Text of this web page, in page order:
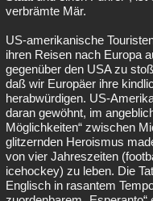
verbrämte Mär.
US-amerikanische
ihren Reisen nach Europa
gegenüber den USA zu
daß wir Europäer ihre
herabwürdigen. US-
daran gewöhnt, im
Möglichkeiten“ zwischen
glitzernden Heroismus
von vier Jahreszeiten
icehockey) zu leben. Die
Englisch in rasantem